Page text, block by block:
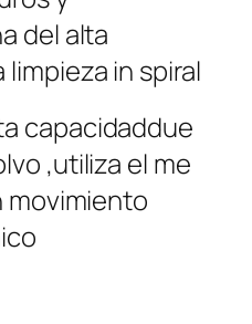
del alta
in spiral
capacidaddue
,utiliza el me
movimiento